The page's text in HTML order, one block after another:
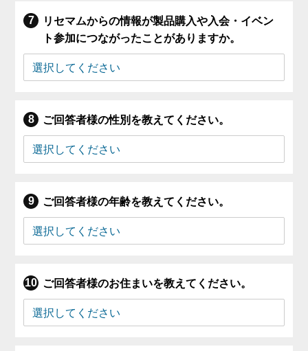
リセマムからの情報が製品購入や入会・イベン
ト参加につながったことがありますか。
ご回答者様の性別を教えてください。
ご回答者様の年齢を教えてください。
ご回答者様のお住まいを教えてください。